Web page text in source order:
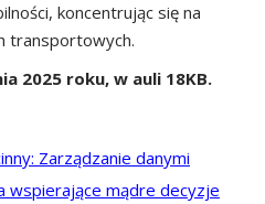
koncentrując się na
transportowych.
2025 roku, w auli 18KB.
Zarządzanie danymi
wspierające mądre decyzje